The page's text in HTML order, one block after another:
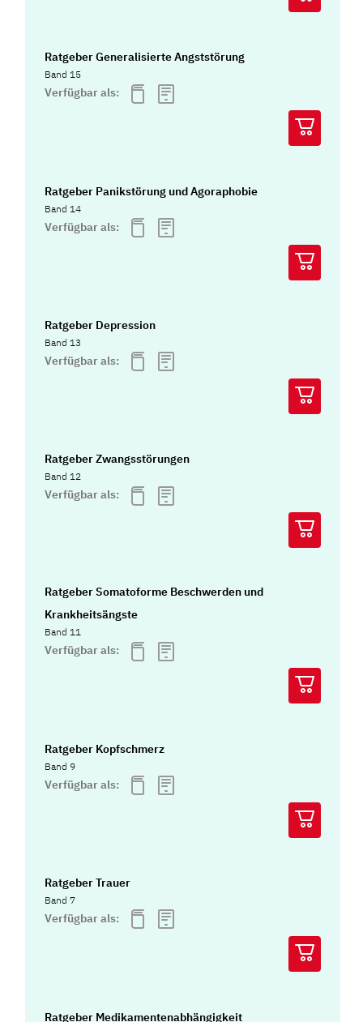
Ratgeber Generalisierte Angststörung
Band 15
Verfügbar als:
Ratgeber Panikstörung und Agoraphobie
Band 14
Verfügbar als:
Ratgeber Depression
Band 13
Verfügbar als:
Ratgeber Zwangsstörungen
Band 12
Verfügbar als:
Ratgeber Somatoforme Beschwerden und
Krankheitsängste
Band 11
Verfügbar als:
Ratgeber Kopfschmerz
Band 9
Verfügbar als:
Ratgeber Trauer
Band 7
Verfügbar als:
Ratgeber Medikamentenabhängigkeit